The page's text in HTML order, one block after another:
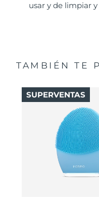
usar y de limpiar y
TAMBIÉN TE
SUPERVENTAS